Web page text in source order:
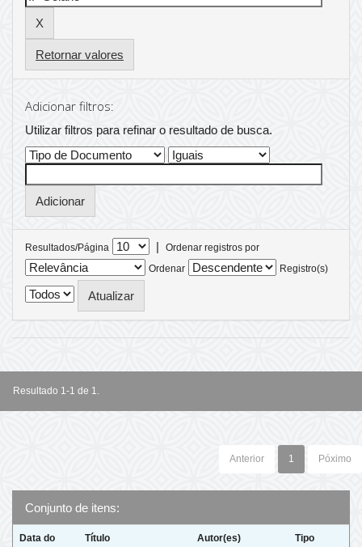
Retornar valores
Adicionar filtros:
Utilizar filtros para refinar o resultado de busca.
Resultados/Página |
Ordenar registros por
Ordenar
Registro(s)
Resultado 1-1 de 1.
Anterior 1 Póximo
Conjunto de itens:
Data do
Título Autor(es) Tipo